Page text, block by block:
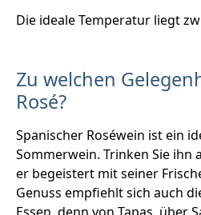
Die ideale Temperatur liegt
Zu welchen
Rosé?
Spanischer Roséwein ist ein
Sommerwein. Trinken Sie ihn
er begeistert mit seiner
Genuss empfiehlt sich auch